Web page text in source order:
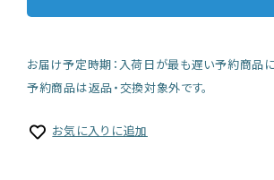
お届け予定時期：入荷日が最も遅い予約商品
予約商品は返品・交換対象外です。
お気に入りに追加